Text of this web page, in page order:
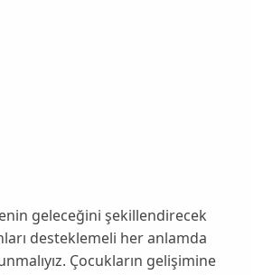
geleceğini şekillendirecek
desteklemeli her anlamda
Çocukların gelişimine